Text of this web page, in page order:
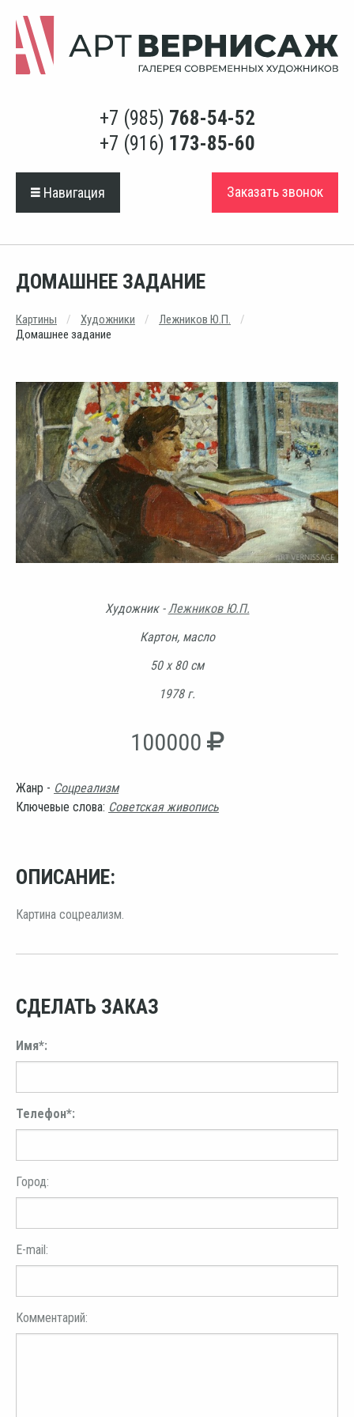
+7 (985) 768-54-52
+7 (916) 173-85-60
Навигация Заказать звонок
ДОМАШНЕЕ ЗАДАНИЕ
Картины Художники
Лежников Ю.П.
Домашнее задание
Художник -Лежников Ю.П.
Картон, масло
50 х 80 см
1978 г.
100000
Жанр - Соцреализм
Ключевые слова: Советская живопись
ОПИСАНИЕ:
Картина соцреализм.
СДЕЛАТЬ ЗАКАЗ
Имя*:
Телефон*:
Город:
E-mail:
Комментарий: